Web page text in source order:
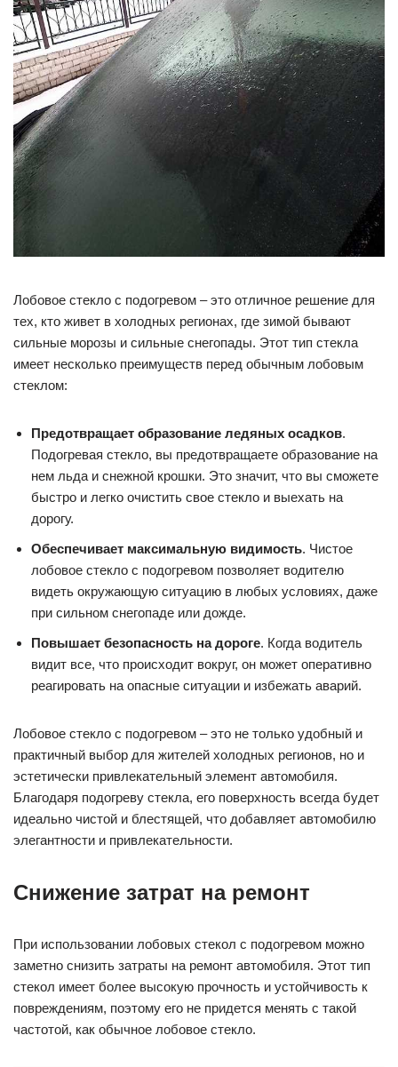
Лобовое стекло с подогревом – это отличное решение для
тех, кто живет в холодных регионах, где зимой бывают
сильные морозы и сильные снегопады. Этот тип стекла
имеет несколько преимуществ перед обычным лобовым
стеклом:
Предотвращает образование ледяных осадков.
Подогревая стекло, вы предотвращаете образование на
нем льда и снежной крошки. Это значит, что вы сможете
быстро и легко очистить свое стекло и выехать на
дорогу.
Обеспечивает максимальную видимость. Чистое
лобовое стекло с подогревом позволяет водителю
видеть окружающую ситуацию в любых условиях, даже
при сильном снегопаде или дожде.
Повышает безопасность на дороге. Когда водитель
видит все, что происходит вокруг, он может оперативно
реагировать на опасные ситуации и избежать аварий.
Лобовое стекло с подогревом – это не только удобный и
практичный выбор для жителей холодных регионов, но и
эстетически привлекательный элемент автомобиля.
Благодаря подогреву стекла, его поверхность всегда будет
идеально чистой и блестящей, что добавляет автомобилю
элегантности и привлекательности.
Снижение затрат на ремонт
При использовании лобовых стекол с подогревом можно
заметно снизить затраты на ремонт автомобиля. Этот тип
стекол имеет более высокую прочность и устойчивость к
повреждениям, поэтому его не придется менять с такой
частотой, как обычное лобовое стекло.